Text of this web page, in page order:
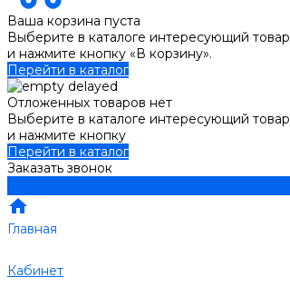
Ваша корзина пуста
Выберите в каталоге интересующий товар
и нажмите кнопку «В корзину».
Перейти в каталог
Отложенных товаров нет
Выберите в каталоге интересующий товар
и нажмите кнопку
Перейти в каталог
Заказать звонок
Главная
Кабинет